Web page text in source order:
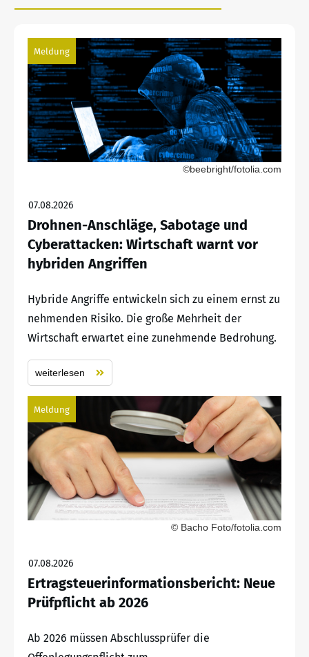
Meldung
©beebright/fotolia.com
07.08.2026
Drohnen-Anschläge, Sabotage und
Cyberattacken: Wirtschaft warnt vor
hybriden Angriffen
Hybride Angriffe entwickeln sich zu einem ernst zu
nehmenden Risiko. Die große Mehrheit der
Wirtschaft erwartet eine zunehmende Bedrohung.
weiterlesen
Meldung
© Bacho Foto/fotolia.com
07.08.2026
Ertragsteuerinformationsbericht: Neue
Prüfpflicht ab 2026
Ab 2026 müssen Abschlussprüfer die